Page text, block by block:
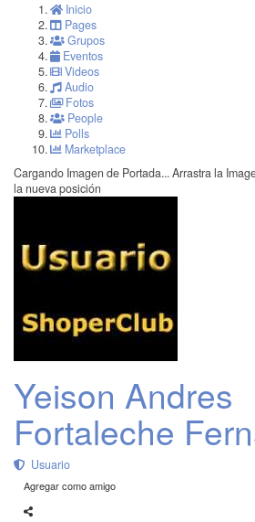
Inicio
Pages
Grupos
Eventos
Videos
Audio
Fotos
People
Polls
Marketplace
Cargando Imagen de Portada... Arrastra la
la nueva posición
Yeison Andres
Fortaleche
Usuario
Agregar como amigo